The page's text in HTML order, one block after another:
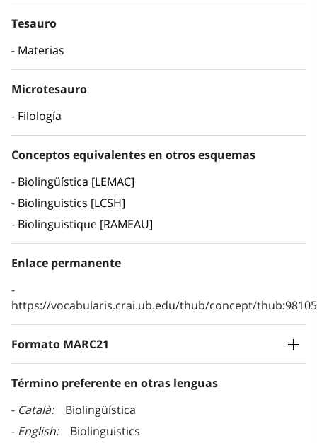
Tesauro
Materias
Microtesauro
Filología
Conceptos equivalentes en otros esquemas
Biolingüística [LEMAC]
Biolinguistics [LCSH]
Biolinguistique [RAMEAU]
Enlace permanente
https://vocabularis.crai.ub.edu/thub/concept/
Formato MARC21
Término preferente en otras lenguas
Català
Biolingüística
English
Biolinguistics